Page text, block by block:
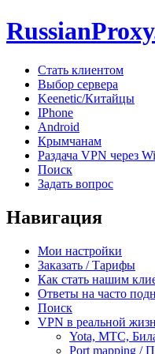
Стать клиентом
Выбор сервера
Keenetic/Китайцы
IPhone
Android
Крымчанам
Раздача VPN через
Поиск
Задать вопрос
Навигация
Мои настройки
Заказать / Тарифы
Как стать нашим
Ответы на часто
Поиск
VPN в реальной
Yota, МТС,
Port mapping /